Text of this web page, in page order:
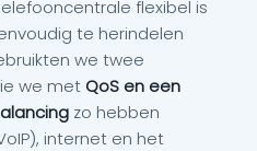
flexibel is
te herindelen
we twee
we met QoS en een
zo hebben
internet en het